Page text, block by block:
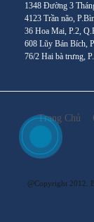
1348 Đường 3
4123 Trần não,
36 Hoa Mai, P.2,
608 Lũy Bán Bích,
76/2 Hai bà trưng,
Trang Chủ
@Copyright 2012.